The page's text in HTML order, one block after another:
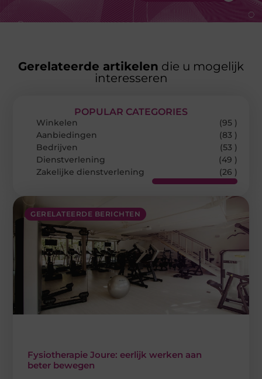
Gerelateerde artikelen die u mogelijk
interesseren
GERELATEERDE BERICHTEN
Fysiotherapie Joure: eerlijk werken aan
beter bewegen
POPULAR CATEGORIES
Winkelen
(95 )
Aanbiedingen
(83 )
Bedrijven
(53 )
Dienstverlening
(49 )
Zakelijke dienstverlening
(26 )